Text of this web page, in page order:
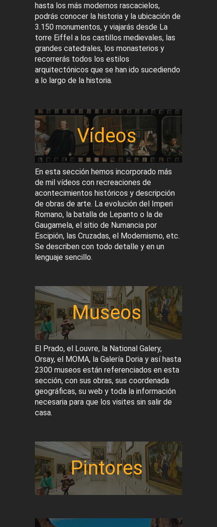
hasta los más modernos rascacielos,
podrás conocer la historia y la ubicación de
3.150 monumentos, y viajarás desde La
torre Eiffel a los castillos medievales, las
grandes catedrales, los monasterios y
recorrerás todos los estilos
arquitectónicos que se han ido sucediendo
a lo largo de la historia.
Vídeos
En esta sección hemos incorporado más
de mil vídeos con recreaciones de
acontecimientos históricos y descripción
de obras de arte. La evolución del Imperi
Romano, la batalla de Lepanto o la de
Gaugamela, el sitio de Numancia por
Escipión, las Cruzadas, el Modernismo, etc.
Se describen con todo detalle y en un
lenguaje sencillo.
Museos
El Prado, el Louvre, la National Galery,
Orsay, el MOMA, la Galería Doria y así hasta
2300 museos están referenciados en esta
sección, con sus obras, sus coordenada
geográficas, su web y toda la información
necesaria para que los visites sin salir de
casa.
Pintores